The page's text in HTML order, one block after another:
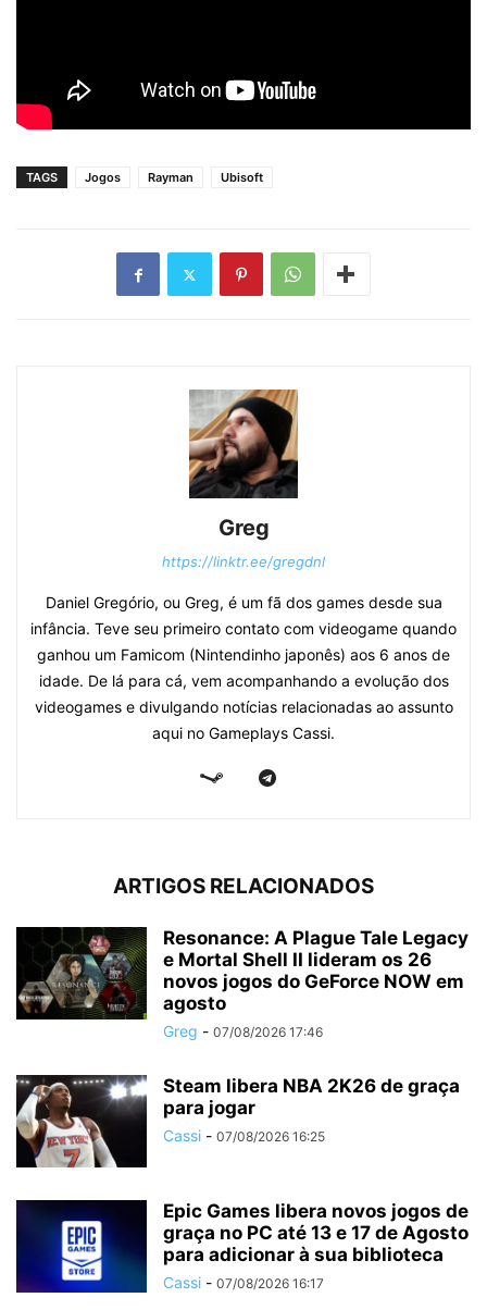
TAGS Jogos Rayman Ubisoft
Greg
https://linktr.ee/gregdnl
Daniel Gregório, ou Greg, é um fã dos games desde sua
infância. Teve seu primeiro contato com videogame quando
ganhou um Famicom (Nintendinho japonês) aos 6 anos de
idade. De lá para cá, vem acompanhando a evolução dos
videogames e divulgando notícias relacionadas ao assunto
aqui no Gameplays Cassi.
ARTIGOS RELACIONADOS
Resonance: A Plague Tale Legacy
e Mortal Shell II lideram os 26
novos jogos do GeForce NOW em
agosto
Greg - 07/08/2026 17:46
Steam libera NBA 2K26 de graça
para jogar
Cassi - 07/08/2026 16:25
Epic Games libera novos jogos de
graça no PC até 13 e 17 de Agosto
para adicionar à sua biblioteca
Cassi - 07/08/2026 16:17